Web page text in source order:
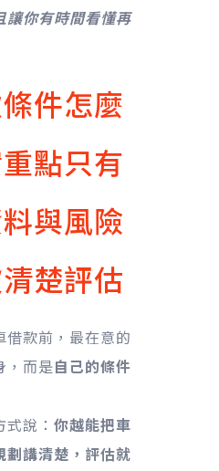
讓你有時間看懂再
件怎麼
點只有
與風險
楚評估
款前，最在意的
，而是自己的條件
說： 你越能把車
劃講清楚，評估就